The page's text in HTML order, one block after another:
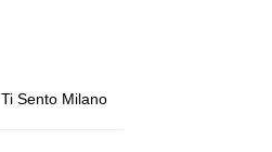
Ti Sento Milano